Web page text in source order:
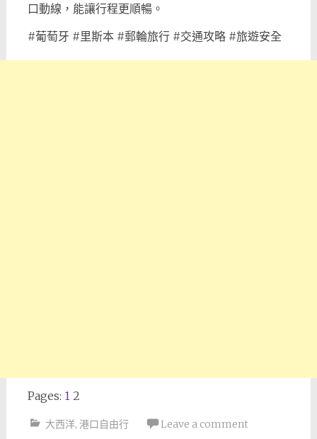
口動線，能讓行程更順暢。
#葡萄牙 #里斯本 #郵輪旅行 #交通攻略 #旅遊安全
Pages: 1 2
大西洋, 港口自由行 Leave a comment